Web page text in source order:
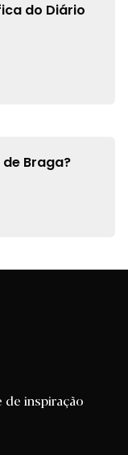
do Diário
Braga?
inspiração